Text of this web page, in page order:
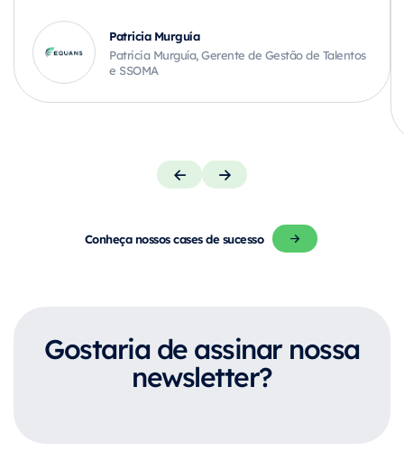
Patricia Murguía
Patricia Murguía, Gerente de Gestão de Talentos
e SSOMA
Conheça nossos cases de sucesso
Gostaria de assinar nossa
newsletter?